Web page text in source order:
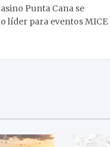
Punta Cana se
líder para eventos MICE